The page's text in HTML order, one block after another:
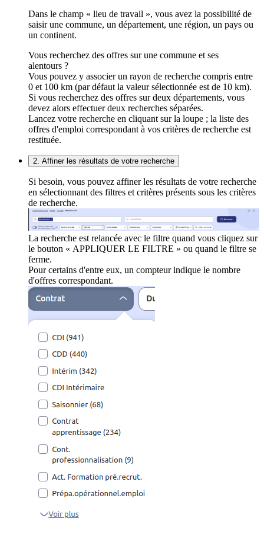
Dans le champ « lieu de travail », vous avez la possibilité de
saisir une commune, un département, une région, un pays ou
un continent.
Vous recherchez des offres sur une commune et ses
alentours ?
Vous pouvez y associer un rayon de recherche compris entre
0 et 100 km (par défaut la valeur sélectionnée est de 10 km).
Si vous recherchez des offres sur deux départements, vous
devez alors effectuer deux recherches séparées.
Lancez votre recherche en cliquant sur la loupe ; la liste des
offres d'emploi correspondant à vos critères de recherche est
restituée.
2. Affiner les résultats de votre recherche
Si besoin, vous pouvez affiner les résultats de votre recherche
en sélectionnant des filtres et critères présents sous les critères
de recherche.
La recherche est relancée avec le filtre quand vous cliquez sur
le bouton « APPLIQUER LE FILTRE » ou quand le filtre se
ferme.
Pour certains d'entre eux, un compteur indique le nombre
d'offres correspondant.